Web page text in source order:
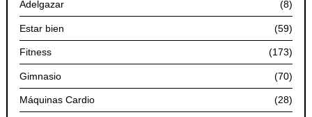
Adelgazar (8)
Estar bien (59)
Fitness (173)
Gimnasio (70)
Máquinas Cardio (28)